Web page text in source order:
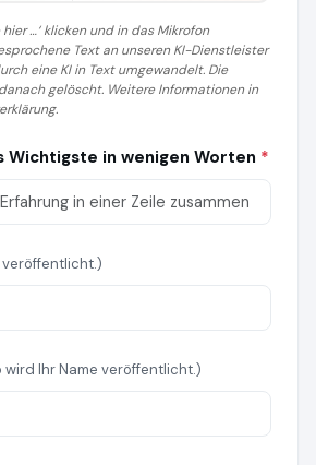
hier …‘ klicken und in das Mikrofon
Text an unseren KI-Dienstleister
eine KI in Text umgewandelt. Die
gelöscht. Weitere Informationen in
Wichtigste in wenigen Worten *
wird Ihr Name veröffentlicht.)